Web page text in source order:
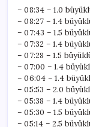
– 08:34 – 1.0
– 08:27 – 1.4
– 07:43 – 1.5
– 07:32 – 1.4
– 07:28 – 1.5
– 07:00 – 1.4
– 06:04 – 1.4
– 05:53 – 2.0
– 05:38 – 1.4
– 05:30 – 1.5
– 05:14 – 2.5